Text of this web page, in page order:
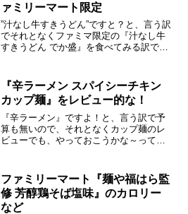
ァミリーマート限定
”汁なし牛すきうどん”ですと？と、言う訳
でそれとなくファミマ限定の『汁なし牛
すきうどん でか盛』を食べてみる訳です
いのですが、いかんせんコンビニってほ
ぼ定価販売ですんで...
『辛ラーメン スパイシーチキン
カップ麺』をレビュー的な！
『辛ラーメン』ですよ！と、言う訳で予
算も無いので、それとなくカップ麺のレ
ビューでも、やっておこうかな～って。
書いて1万円儲かるとか、99.9％ないです
からね？そこはサ...
ファミリーマート『麺や福はら監
修 芳醇鶏そば塩味』のカロリー
など